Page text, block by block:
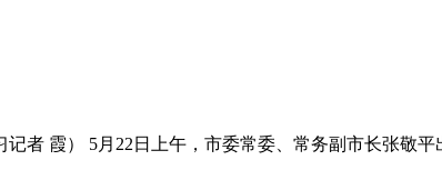
霞） 5月22日上午，市委常委、常务副市长张敬平